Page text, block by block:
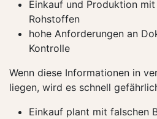
Einkauf und Produktion
Rohstoffen
hohe Anforderungen an
Kontrolle
Wenn diese Informationen in
liegen, wird es schnell
Einkauf plant mit falschen